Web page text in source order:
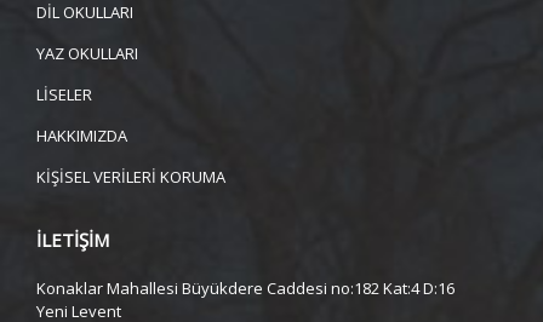
DİL OKULLARI
YAZ OKULLARI
LİSELER
HAKKIMIZDA
KİŞİSEL VERİLERİ KORUMA
İLETİŞİM
Konaklar Mahallesi Büyükdere Caddesi no:182 Kat:4 D:16
Yeni Levent